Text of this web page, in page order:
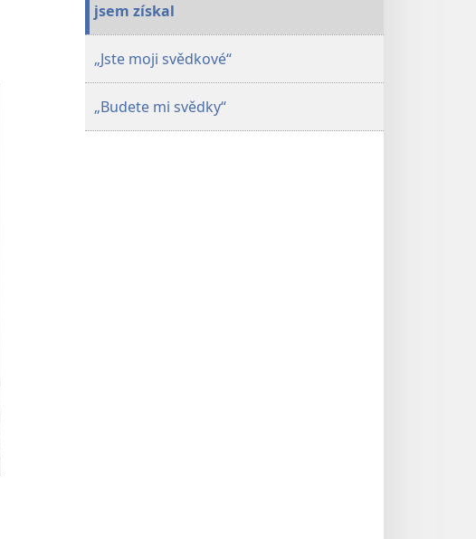
jsem získal
„Jste moji svědkové“
„Budete mi svědky“